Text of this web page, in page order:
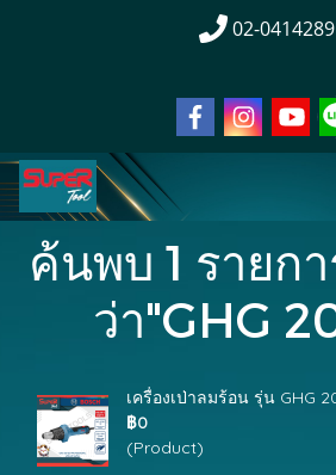
02-0414289
ค้นพบ 1 รายก
ว่า"GHG
เครื่องเป่าลมร้อน รุ่น GHG
฿0
(Product)